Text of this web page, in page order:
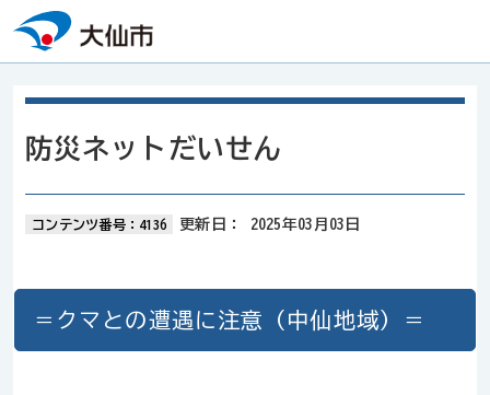
本文へスキップ
防災ネットだいせん
コンテンツ番号：4136 更新日： 2025年03月03日
＝クマとの遭遇に注意（中仙地域）＝